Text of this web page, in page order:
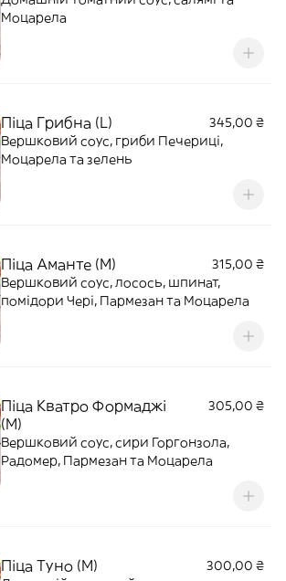
Моцарела
Піца Грибна (L)
345,00 ₴
Вершковий соус, гриби Печериці,
Моцарела та зелень
Піца Аманте (M)
315,00 ₴
Вершковий соус, лосось, шпинат,
помідори Чері, Пармезан та Моцарела
Піца Кватро Формаджі
(M)
305,00 ₴
Вершковий соус, сири Горгонзола,
Радомер, Пармезан та Моцарела
Піца Туно (M)
300,00 ₴